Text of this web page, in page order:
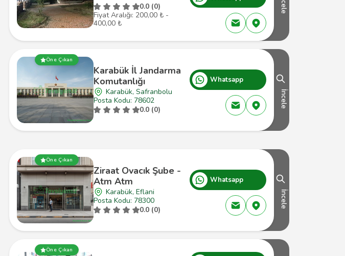
0.0 (0)
Fiyat Aralığı: 200,00 ₺ -
400,00 ₺
Öne Çıkan
Karabük İl Jandarma
Komutanlığı
Karabük, Safranbolu
Posta Kodu: 78602
0.0 (0)
Whatsapp
İncele
Öne Çıkan
Ziraat Ovacık Şube -
Atm Atm
Karabük, Eflani
Posta Kodu: 78300
0.0 (0)
Whatsapp
İncele
Öne Çıkan